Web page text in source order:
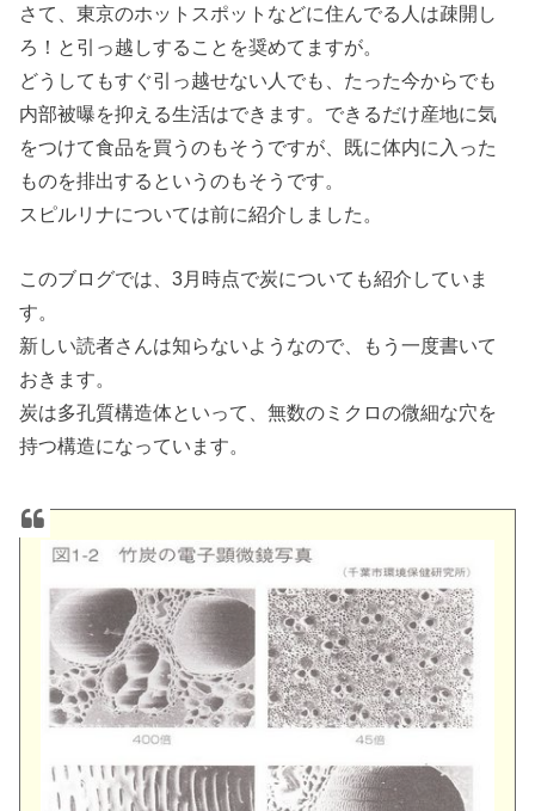
さて、東京のホットスポットなどに住んでる人は疎開し
ろ！と引っ越しすることを奨めてますが。
どうしてもすぐ引っ越せない人でも、たった今からでも
内部被曝を抑える生活はできます。できるだけ産地に気
をつけて食品を買うのもそうですが、既に体内に入った
ものを排出するというのもそうです。
スピルリナについては前に紹介しました。
このブログでは、3月時点で炭についても紹介していま
す。
新しい読者さんは知らないようなので、もう一度書いて
おきます。
炭は多孔質構造体といって、無数のミクロの微細な穴を
持つ構造になっています。